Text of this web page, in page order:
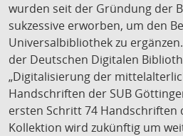
wurden seit der Gründung der
sukzessive erworben, um den
Universalbibliothek zu
der Deutschen Digitalen
„Digitalisierung der
Handschriften der SUB
ersten Schritt 74 Handschriften
Kollektion wird zukünftig um